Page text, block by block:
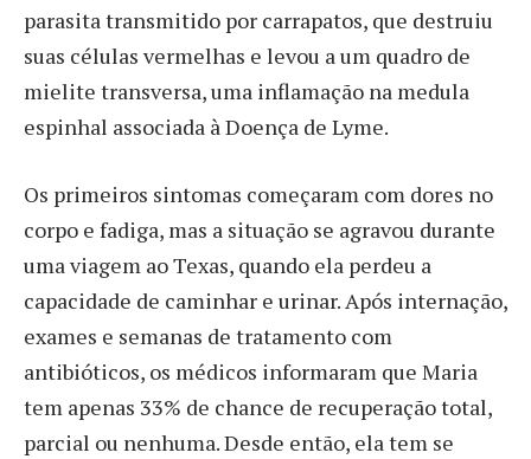
parasita transmitido por carrapatos, que destruiu
suas células vermelhas e levou a um quadro de
mielite transversa, uma inflamação na medula
espinhal associada à Doença de Lyme.
Os primeiros sintomas começaram com dores no
corpo e fadiga, mas a situação se agravou durante
uma viagem ao Texas, quando ela perdeu a
capacidade de caminhar e urinar. Após internação,
exames e semanas de tratamento com
antibióticos, os médicos informaram que Maria
tem apenas 33% de chance de recuperação total,
parcial ou nenhuma. Desde então, ela tem se